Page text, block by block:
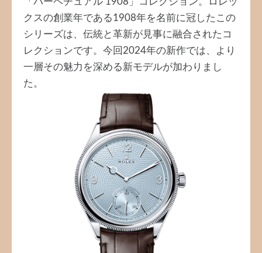
クスの創業年である1908年を名前に冠したこの
シリーズは、伝統と革新が見事に融合されたコ
レクションです。今回2024年の新作では、より
一層その魅力を深める新モデルが加わりまし
た。